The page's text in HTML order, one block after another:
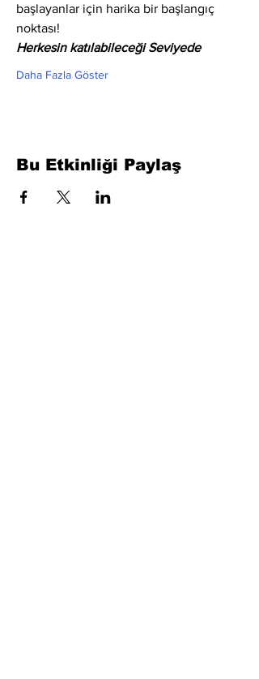
başlayanlar için harika bir başlangıç
noktası!
Herkesin katılabileceği Seviyede
Daha Fazla Göster
Bu Etkinliği Paylaş